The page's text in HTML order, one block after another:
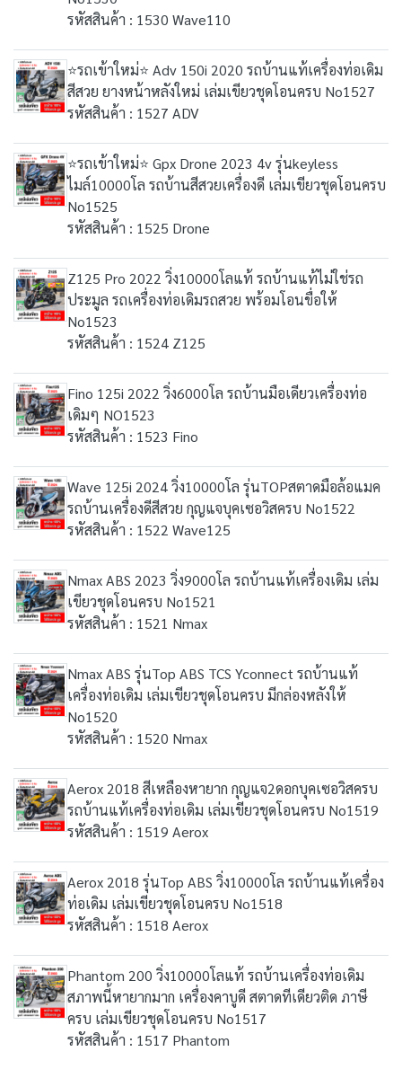
รหัสสินค้า : 1530 Wave110
⭐รถเข้าใหม่⭐ Adv 150i 2020 รถบ้านแท้เครื่องท่อเดิม
สีสวย ยางหน้าหลังใหม่ เล่มเขียวชุดโอนครบ No1527
รหัสสินค้า : 1527 ADV
⭐รถเข้าใหม่⭐ Gpx Drone 2023 4v รุ่นkeyless
ไมล์10000โล รถบ้านสีสวยเครื่องดี เล่มเขียวชุดโอนครบ
No1525
รหัสสินค้า : 1525 Drone
Z125 Pro 2022 วิ่ง10000โลแท้ รถบ้านแท้ไม่ใช่รถ
ประมูล รถเครื่องท่อเดิมรถสวย พร้อมโอนขื่อให้
No1523
รหัสสินค้า : 1524 Z125
Fino 125i 2022 วิ่ง6000โล รถบ้านมือเดียวเครื่องท่อ
เดิมๆ NO1523
รหัสสินค้า : 1523 Fino
Wave 125i 2024 วิ่ง10000โล รุ่นTOPสตาดมือล้อแมค
รถบ้านเครื่องดีสีสวย กุญแจบุคเซอวิสครบ No1522
รหัสสินค้า : 1522 Wave125
Nmax ABS 2023 วิ่ง9000โล รถบ้านแท้เครื่องเดิม เล่ม
เขียวชุดโอนครบ No1521
รหัสสินค้า : 1521 Nmax
Nmax ABS รุ่นTop ABS TCS Yconnect รถบ้านแท้
เครื่องท่อเดิม เล่มเขียวชุดโอนครบ มีกล่องหลังให้
No1520
รหัสสินค้า : 1520 Nmax
Aerox 2018 สีเหลืองหายาก กุญแจ2ดอกบุคเซอวิสครบ
รถบ้านแท้เครื่องท่อเดิม เล่มเขียวชุดโอนครบ No1519
รหัสสินค้า : 1519 Aerox
Aerox 2018 รุ่นTop ABS วิ่ง10000โล รถบ้านแท้เครื่อง
ท่อเดิม เล่มเขียวชุดโอนครบ No1518
รหัสสินค้า : 1518 Aerox
Phantom 200 วิ่ง10000โลแท้ รถบ้านเครื่องท่อเดิม
สภาพนี้หายากมาก เครื่องคาบูดี สตาดทีเดียวติด ภาษี
ครบ เล่มเขียวชุดโอนครบ No1517
รหัสสินค้า : 1517 Phantom